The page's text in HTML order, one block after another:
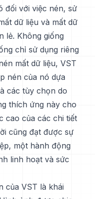
đối với việc nén, sử
dữ liệu và mất dữ
lẻ. Không giống
chỉ sử dụng riêng
mất dữ liệu, VST
nén của nó dựa
các tùy chọn do
thích ứng này cho
cao của các chi tiết
cũng đạt được sự
một hành động
linh hoạt và sức
của VST là khái